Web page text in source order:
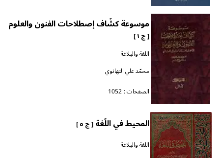
موسوعة كشّاف إصطلاحات الفنون والعلوم
[ ج ١ ]
اللغة والبلاغة
محمّد علي التهانوي
الصفحات : 1052
المحيط في اللّغة[ ج ٥ ]
اللغة والبلاغة